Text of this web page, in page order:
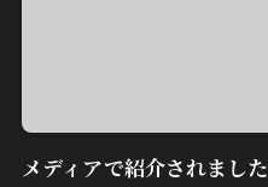
メディアで紹介されました